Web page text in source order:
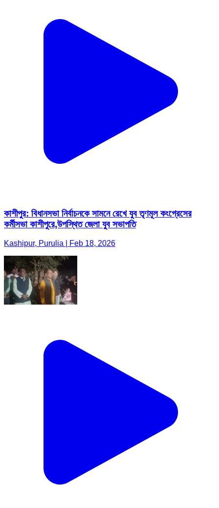
কাশীপুর: বিধানসভা নির্বাচনকে সামনে রেখে যুব তৃণমূল কংগ্রেসের
কর্মীসভা কাশীপুরে,উপস্থিত জেলা যুব সভাপতি
Kashipur, Purulia | Feb 18, 2026